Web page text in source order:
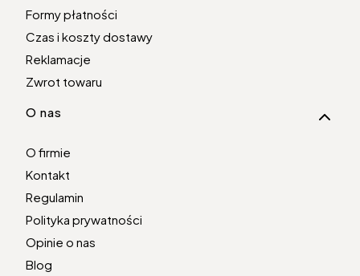
Formy płatności
Czas i koszty dostawy
Reklamacje
Zwrot towaru
O nas
O firmie
Kontakt
Regulamin
Polityka prywatności
Opinie o nas
Blog